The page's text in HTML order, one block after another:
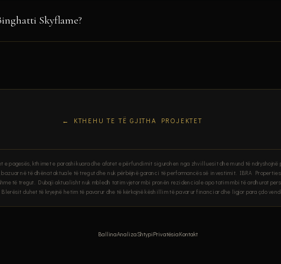
te Dubai Land Department
Skyflame?
KTHEHU TE TË GJITHA PROJEKTET
e pagesës, kthimet e parashikuara dhe afatet e përfundimit sigurohen nga zhvilluesit dhe mund të
në të dhënat aktuale të tregut dhe nuk përbëjnë garanci të performancës së investimit. IBRA
të tregut. Dubaji aktualisht nuk mbledh tatim vjetor mbi pronën rezidenciale apo tatim mbi të ardhurat
Blerësit duhet të kryejnë hetim të pavarur dhe të kërkojnë këshillim të pavarur financiar dhe ligjor para çdo
BallinaAnalizaShtypiPrivatësiaKontakt